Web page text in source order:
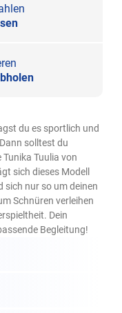
du es sportlich und
solltest du
Tuulia von
sich dieses Modell
sich nur so um deinen
Schnüren verleihen
Dein
Begleitung!